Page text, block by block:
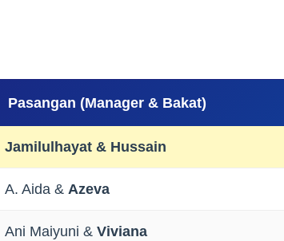
Pasangan (Manager & Bakat)
Jamilulhayat & Hussain
A. Aida & Azeva
Ani Maiyuni & Viviana